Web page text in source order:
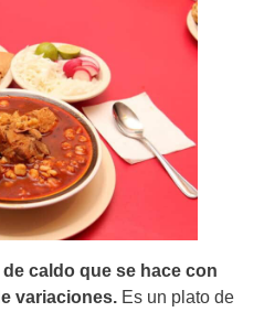
caldo que se hace con
variaciones. Es un plato de